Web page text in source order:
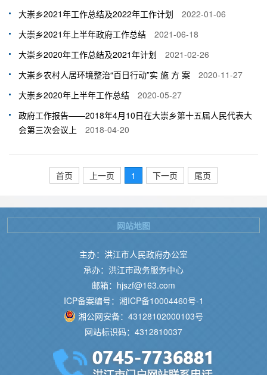
大崇乡2021年工作总结及2022年工作计划
2022-01-06
大崇乡2021年上半年政府工作总结
2021-06-18
大崇乡2020年工作总结及2021年计划
2021-02-26
大崇乡农村人居环境整治“百日行动”实 施 方 案
2020-11-27
大崇乡2020年上半年工作总结
2020-05-27
政府工作报告——2018年4月10日在大崇乡第十五届人民代表大
会第三次会议上
2018-04-20
首页 上一页 1 下一页 尾页
主办：洪江市人民政府办公室
承办：洪江市政务服务中心
邮箱：hjszf@163.com
ICP备案编号：湘ICP备10004460号-1
湘公网安备：43128102000103号
网站标识码：4312810037
网站地图